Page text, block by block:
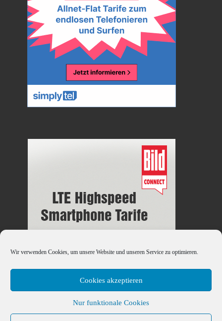
Wir verwenden Cookies, um unsere Website und unseren Service zu optimieren.
Cookies akzeptieren
Nur funktionale Cookies
© 2026Handy-DSL-Tarif.Info– Alle Rechte vorbehalten